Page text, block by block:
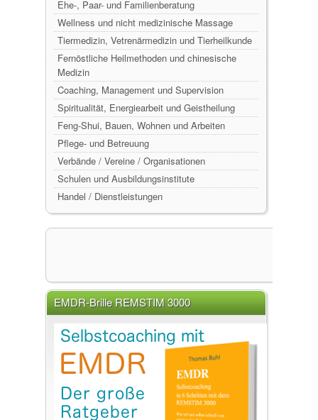
Ehe-, Paar- und Familienberatung
Wellness und nicht medizinische Massage
Tiermedizin, Vetrenärmedizin und Tierheilkunde
Fernöstliche Heilmethoden und chinesische
Medizin
Coaching, Management und Supervision
Spiritualität, Energiearbeit und Geistheilung
Feng-Shui, Bauen, Wohnen und Arbeiten
Pflege- und Betreuung
Verbände / Vereine / Organisationen
Schulen und Ausbildungsinstitute
Handel / Dienstleistungen
EMDR-Brille REMSTIM 3000